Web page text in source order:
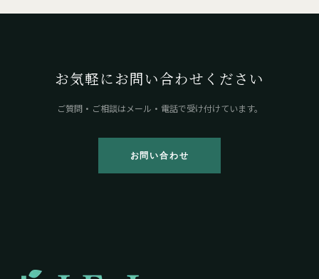
お気軽にお問い合わせください
ご質問・ご相談はメール・電話で受け付けています。
お問い合わせ